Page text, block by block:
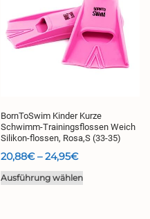
BornToSwim Kinder Kurze
Schwimm-Trainingsflossen Weich
Silikon-flossen, Rosa,S (33-35)
20,88€ –24,95€Preisspanne:
20,88€
bis
Ausführung wählenDieses